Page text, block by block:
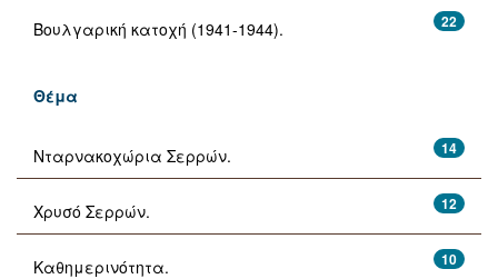
22
Βουλγαρική κατοχή (1941-1944).
Θέμα
14
Νταρνακοχώρια Σερρών.
12
Χρυσό Σερρών.
10
Καθημερινότητα.